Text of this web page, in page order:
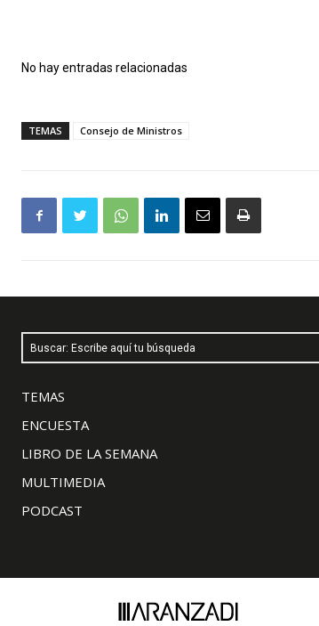
No hay entradas relacionadas
TEMAS Consejo de Ministros
Buscar: Escribe aquí tu búsqueda
TEMAS
ENCUESTA
LIBRO DE LA SEMANA
MULTIMEDIA
PODCAST